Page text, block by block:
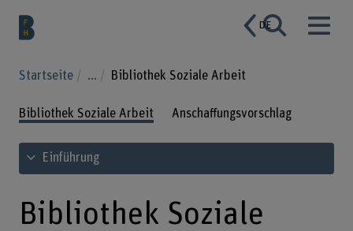
DE
Startseite ... Bibliothek Soziale Arbeit
Bibliothek Soziale Arbeit Anschaffungsvorschlag
Inhaltsverzeichnis ansehen
Einführung
Bibliothek Soziale